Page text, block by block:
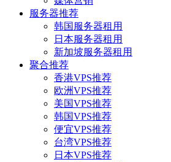
服务器推荐
韩国服务器租用
日本服务器租用
新加坡服务器租用
聚合推荐
香港VPS推荐
欧洲VPS推荐
美国VPS推荐
韩国VPS推荐
便宜VPS推荐
台湾VPS推荐
日本VPS推荐